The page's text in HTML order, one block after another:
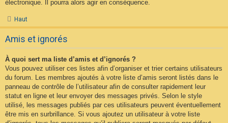
électronique. Il pourra alors agir en conséquence.
Haut
Amis et ignorés
À quoi sert ma liste d’amis et d’ignorés ?
Vous pouvez utiliser ces listes afin d’organiser et trier certains utilisateurs
du forum. Les membres ajoutés à votre liste d’amis seront listés dans le
panneau de contrôle de l’utilisateur afin de consulter rapidement leur
statut en ligne et leur envoyer des messages privés. Selon le style
utilisé, les messages publiés par ces utilisateurs peuvent éventuellement
être mis en surbrillance. Si vous ajoutez un utilisateur à votre liste